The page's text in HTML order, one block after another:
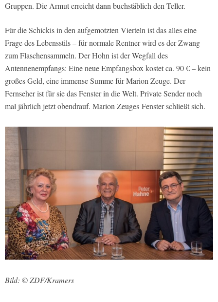
Gruppen. Die Armut erreicht dann buchstäblich den Teller.
Für die Schickis in den aufgemotzten Vierteln ist das alles eine
Frage des Lebensstils – für normale Rentner wird es der Zwang
zum Flaschensammeln. Der Hohn ist der Wegfall des
Antennenempfangs: Eine neue Empfangsbox kostet ca. 90 € – kein
großes Geld, eine immense Summe für Marion Zeuge. Der
Fernseher ist für sie das Fenster in die Welt. Private Sender noch
mal jährlich jetzt obendrauf. Marion Zeuges Fenster schließt sich.
Bild: © ZDF/Kramers